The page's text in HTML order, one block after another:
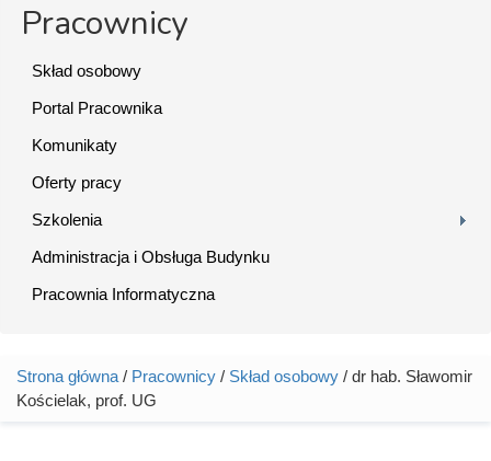
Pracownicy
Skład osobowy
Portal Pracownika
Komunikaty
Oferty pracy
Szkolenia
Administracja i Obsługa Budynku
Pracownia Informatyczna
Jesteś tutaj
Strona główna / Pracownicy / Skład osobowy / dr hab. Sławomir
Kościelak, prof. UG